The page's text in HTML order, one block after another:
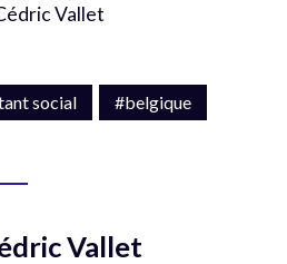
Vallet
social #belgique
Vallet